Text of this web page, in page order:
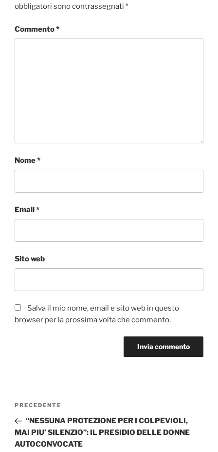
obbligatori sono contrassegnati *
Commento*
Nome*
Email*
Sito web
Salva il mio nome, email e sito web in questo
browser per la prossima volta che commento.
Navigazione
Articolo
precedente:
PRECEDENTE
“NESSUNA PROTEZIONE PER I COLPEVIOLI,
MAI PIU’ SILENZIO”: IL PRESIDIO DELLE DONNE
AUTOCONVOCATE